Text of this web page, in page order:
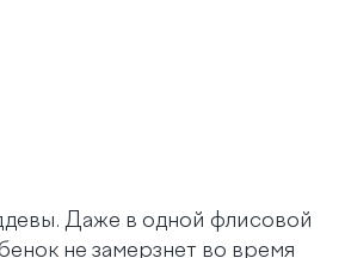
Даже в одной флисовой
не замерзнет во время